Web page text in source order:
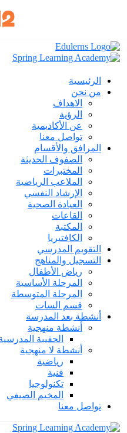
الرئيسية
من نحن
الاهداف
الرؤية
عن الأكاديمية
تواصل معنا
المرافق والأقسام
الصفوف الحديثة
المختبرات
الملاعب الرياضية
الإرشاد النفسي
العيادة الصحية
القاعات
المكتبة
الكافتيريا
التقويم المدرسي
التسجيل والمناهج
رياض الأطفال
المرحلة الأساسية
المرحلة المتوسطة
قسم السات
أنشطة بعد المدرسة
أنشطة منهجية
الحقيبة المدرسية
أنشطة لا منهجية
رياضية
فنية
تكنولوجيا
المخيم الصيفي
تواصل معنا